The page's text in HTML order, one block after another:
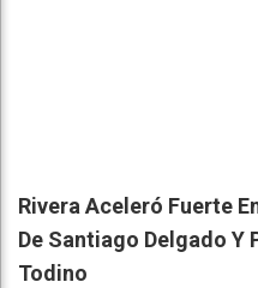
Rivera Aceleró Fuerte
De Santiago Delgado Y
Todino